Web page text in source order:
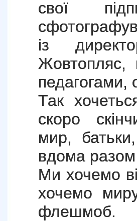
свої
із
Жовтопляс,
педагогами,
Так
скоро
мир,
вдома разом
Ми хочемо
хочемо
флешмоб.